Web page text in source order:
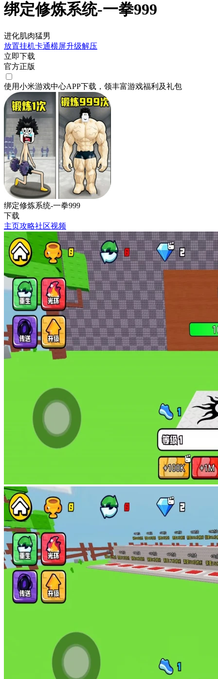
绑定修炼系统-一拳999
进化肌肉猛男
放置挂机卡通横屏升级解压
立即下载
官方正版
使用小米游戏中心APP下载 ，领丰富游戏福利 及礼包
绑定修炼系统-一拳999
下载
主页攻略社区视频